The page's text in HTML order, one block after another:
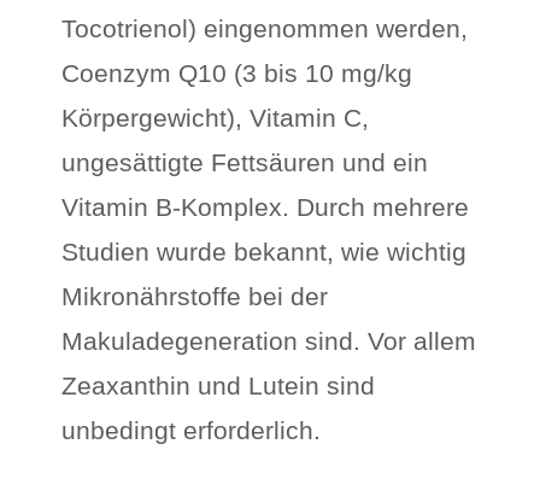
Tocotrienol) eingenommen werden,
Coenzym Q10 (3 bis 10 mg/kg
Körpergewicht), Vitamin C,
ungesättigte Fettsäuren und ein
Vitamin B-Komplex. Durch mehrere
Studien wurde bekannt, wie wichtig
Mikronährstoffe bei der
Makuladegeneration sind. Vor allem
Zeaxanthin und Lutein sind
unbedingt erforderlich.